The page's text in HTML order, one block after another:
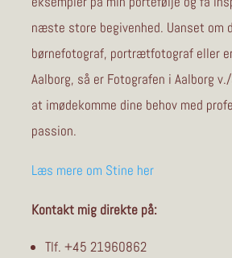
næste store begivenhed. Uanset om
børnefotograf, portrætfotograf eller
Aalborg, så er Fotografen i Aalborg
at imødekomme dine behov med
passion.
Læs mere om Stine her
Kontakt mig direkte på:
Tlf. +4521960862